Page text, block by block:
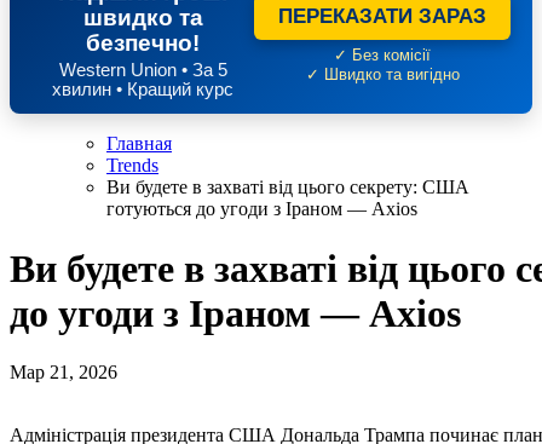
швидко та
безпечно!
Western Union • За 5
хвилин • Кращий курс
ПЕРЕКАЗАТИ ЗАРАЗ
✓ Без комісії
✓ Швидко та вигідно
Главная
Trends
Ви будете в захваті від цього секрету: США
готуються до угоди з Іраном — Axios
Ви будете в захваті від
до угоди з Іраном — Axios
Мар 21, 2026
Адміністрація президента США Дональда Трампа починає планувати потенційні мирні переговори з Іраном, хоча